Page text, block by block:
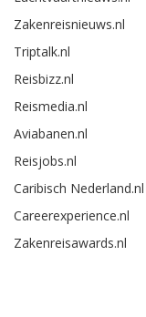
Zakenreisnieuws.nl
Triptalk.nl
Reisbizz.nl
Reismedia.nl
Aviabanen.nl
Reisjobs.nl
Caribisch Nederland.nl
Careerexperience.nl
Zakenreisawards.nl